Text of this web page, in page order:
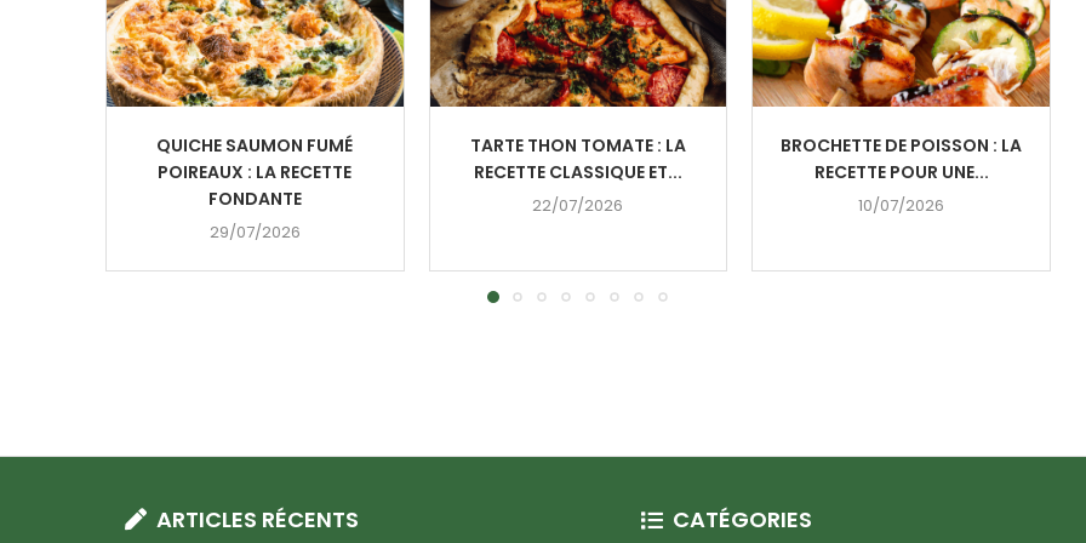
QUICHE SAUMON FUMÉ
POIREAUX : LA RECETTE
FONDANTE
29/07/2026
TARTE THON TOMATE : LA
RECETTE CLASSIQUE ET...
22/07/2026
BROCHETTE DE POISSON : LA
RECETTE POUR UNE...
10/07/2026
ARTICLES RÉCENTS CATÉGORIES